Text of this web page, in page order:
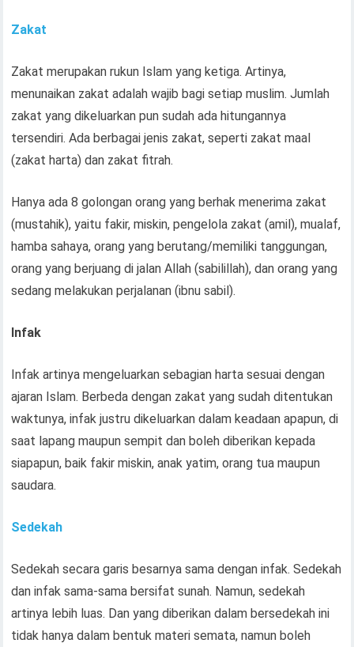
Zakat
Zakat merupakan rukun Islam yang ketiga. Artinya,
menunaikan zakat adalah wajib bagi setiap muslim. Jumlah
zakat yang dikeluarkan pun sudah ada hitungannya
tersendiri. Ada berbagai jenis zakat, seperti zakat maal
(zakat harta) dan zakat fitrah.
Hanya ada 8 golongan orang yang berhak menerima zakat
(mustahik), yaitu fakir, miskin, pengelola zakat (amil), mualaf,
hamba sahaya, orang yang berutang/memiliki tanggungan,
orang yang berjuang di jalan Allah (sabilillah), dan orang yang
sedang melakukan perjalanan (ibnu sabil).
Infak
Infak artinya mengeluarkan sebagian harta sesuai dengan
ajaran Islam. Berbeda dengan zakat yang sudah ditentukan
waktunya, infak justru dikeluarkan dalam keadaan apapun, di
saat lapang maupun sempit dan boleh diberikan kepada
siapapun, baik fakir miskin, anak yatim, orang tua maupun
saudara.
Sedekah
Sedekah secara garis besarnya sama dengan infak. Sedekah
dan infak sama-sama bersifat sunah. Namun, sedekah
artinya lebih luas. Dan yang diberikan dalam bersedekah ini
tidak hanya dalam bentuk materi semata, namun boleh